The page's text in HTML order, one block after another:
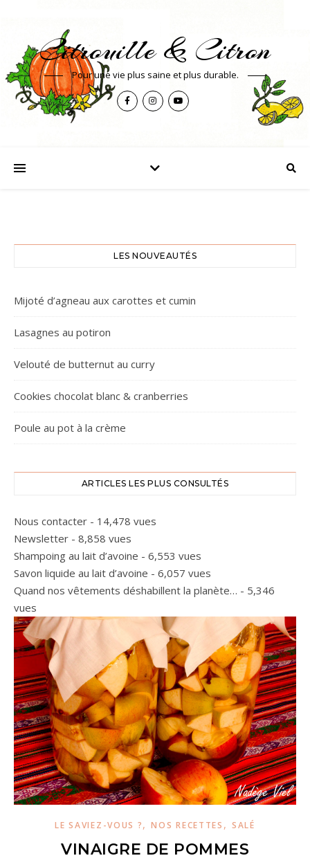
Citrouille & Citron
Pour une vie plus saine et plus durable.
LES NOUVEAUTÉS
Mijoté d’agneau aux carottes et cumin
Lasagnes au potiron
Velouté de butternut au curry
Cookies chocolat blanc & cranberries
Poule au pot à la crème
ARTICLES LES PLUS CONSULTÉS
Nous contacter - 14,478 vues
Newsletter - 8,858 vues
Shampoing au lait d’avoine - 6,553 vues
Savon liquide au lait d’avoine - 6,057 vues
Quand nos vêtements déshabillent la planète… - 5,346
vues
LE SAVIEZ-VOUS ?,NOS RECETTES , SALÉ
VINAIGRE DE POMMES